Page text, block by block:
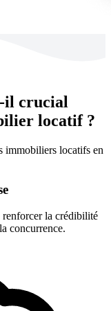
il crucial
locatif ?
immobiliers locatifs en
la crédibilité
concurrence.